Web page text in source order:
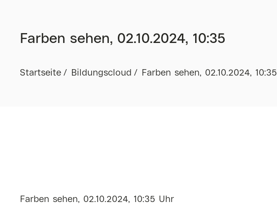
Farben sehen, 02.10.2024, 10:35
Startseite Bildungscloud Farben sehen, 02.10.2024, 10:35
Farben sehen, 02.10.2024, 10:35 Uhr